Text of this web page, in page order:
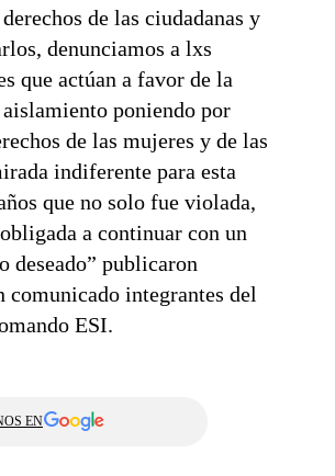
de las ciudadanas y
denunciamos a lxs
que actúan a favor de la
poniendo por
de las mujeres y de las
indiferente para esta
que no solo fue violada,
a continuar con un
deseado” publicaron
comunicado integrantes del
ESI.
EN